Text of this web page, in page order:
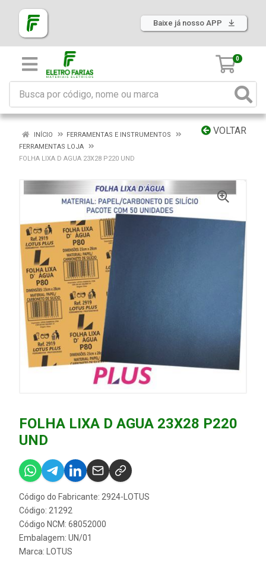
Baixe já nosso APP
0
VOLTAR
INÍCIO
FERRAMENTAS E INSTRUMENTOS
FERRAMENTAS LOJA
FOLHA LIXA D AGUA 23X28 P220 UND
FOLHA LIXA D AGUA 23X28 P220
UND
Código do Fabricante: 2924-LOTUS
Código: 21292
Código NCM: 68052000
Embalagem: UN/01
Marca:
LOTUS